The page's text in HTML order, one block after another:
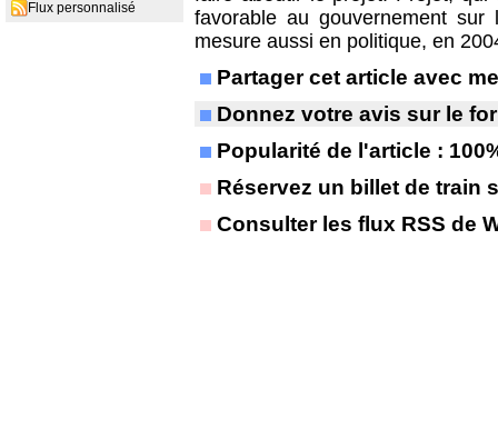
Flux personnalisé
favorable au gouvernement
mesure aussi en politique, en
Partager cet article avec
Donnez votre avis sur le
Popularité de l'article :
Réservez un billet de train
Consulter les flux RSS de